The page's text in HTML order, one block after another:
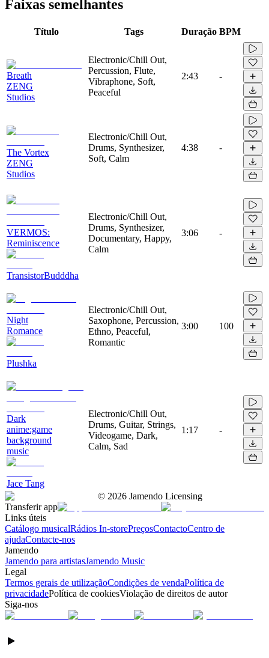
Faixas semelhantes
Título Tags Duração BPM
Breath
ZENG
Studios
Electronic/Chill Out,
Percussion, Flute,
Vibraphone, Soft,
Peaceful
2:43 -
The Vortex
ZENG
Studios
Electronic/Chill Out,
Drums, Synthesizer,
Soft, Calm
4:38 -
VERMOS:
Reminiscence
TransistorBudddha
Electronic/Chill Out,
Drums, Synthesizer,
Documentary, Happy,
Calm
3:06 -
Night
Romance
Plushka
Electronic/Chill Out,
Saxophone, Percussion,
Ethno, Peaceful,
Romantic
3:00 100
Dark
anime:game
background
music
Jace Tang
Electronic/Chill Out,
Drums, Guitar, Strings,
Videogame, Dark,
Calm, Sad
1:17 -
© 2026 Jamendo Licensing
Transferir app
Links úteis
Catálogo musicalRádios In-storePreçosContactoCentro de
ajudaContacte-nos
Jamendo
Jamendo para artistasJamendo Music
Legal
Termos gerais de utilizaçãoCondições de vendaPolítica de
privacidadePolítica de cookiesViolação de direitos de autor
Siga-nos